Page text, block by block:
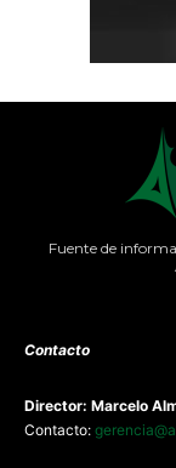
Fuente de
Contacto
Director: Marcelo
Contacto: